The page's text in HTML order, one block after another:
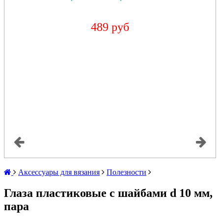
489 руб
Аксессуары для вязания Полезности
Глаза пластиковые с шайбами d 10 мм,
пара